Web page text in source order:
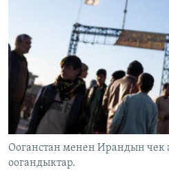
ЭЖЕ-СИҢДИЛЕР
АЗАТТЫК+
ЫҢГАЙСЫЗ СУРООЛОР
ОНЛАЙН ШЕРИНЕ
ЭЕ/АРнун бардык сайттары
Ооганстан менен Ирандын чек
оогандыктар.